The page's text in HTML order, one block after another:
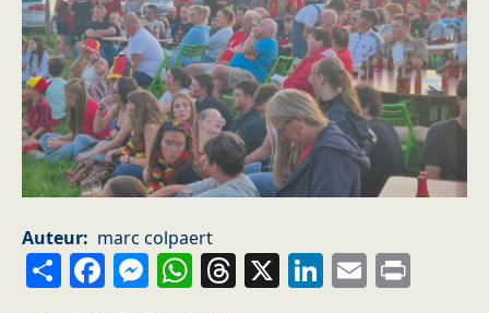
Auteur marc colpaert
ShareFacebook
Messenger
WhatsApp
Threads
X LinkedIn
Email